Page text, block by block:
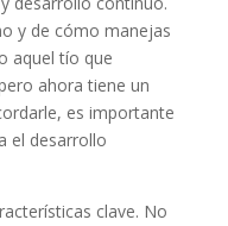
y de cómo manejas
aquel tío que
ahora tiene un
es importante
el desarrollo
clave. No